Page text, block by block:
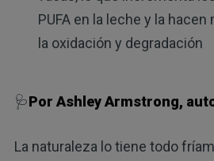
PUFA en la leche y la
la oxidación y degradación
🩺Por Ashley Armstrong,
La naturaleza lo tiene todo